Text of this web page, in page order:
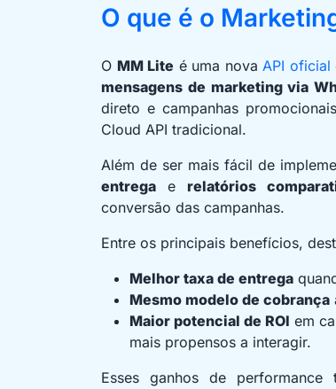
O que é o
O MM Lite é uma novaAPI oficial
mensagens de marketing via
direto e campanhas
Cloud API tradicional.
Além de ser mais fácil de
entrega e relatórios
conversão das campanhas.
Entre os principais benefícios,
Melhor taxa de entrega
Mesmo modelo de cobrança
Maior potencial de ROI em
mais propensos a interagir.
Esses ganhos de performance